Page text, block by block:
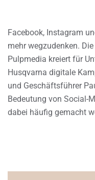
Facebook, Instagram
mehr wegzudenken.
Pulpmedia kreiert für
Husqvarna digitale
und Geschäftsführer
Bedeutung von Social-
dabei häufig gemacht